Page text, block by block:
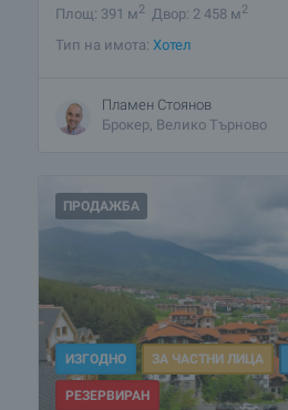
Площ: 391 м2 Двор: 2 458 м2
Тип на имота: Хотел
Пламен Стоянов
Брокер, Велико Търново
ПРОДАЖБА
ИЗГОДНО ЗА ЧАСТНИ ЛИЦА
РЕЗЕРВИРАН